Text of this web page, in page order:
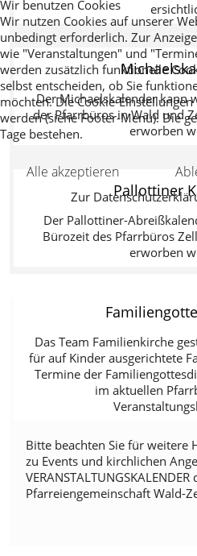
Der Michaelskalender kann
der Pfarrbüros in Wald und
erworben
Pallottiner
Der Pallottiner-
Bürozeit des Pfarrbüros
erworben
Das Team Familienkirche
für auf Kinder ausgerichtete
Termine der
im aktuellen
ANGEBOTE UND
Das ist ein kleiner Auszug aus
Senioren, Kinder und
Bitte beachten Sie für weitere
zu Events und kirchlichen
VERANSTALTUNGSKALENDER
Pfarreiengemeinschaft Wald-
Wir benutzen Cookies
Wir nutzen Cookies auf unserer
unbedingt erforderlich. Zur
wie "Veranstaltungen" und
werden zusätzlich funktionelle
selbst entscheiden, ob Sie
möchten. Die Cookie-
werden (siehe Footer-Menü). Die
Tage bestehen.
Alle akzeptieren
Zur